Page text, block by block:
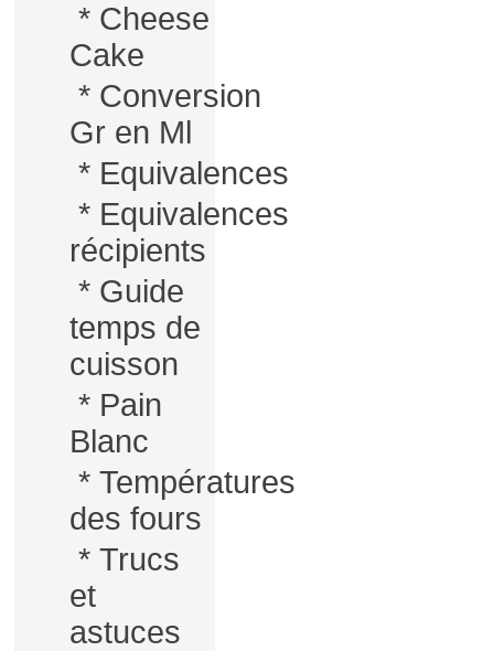
* Cheese
Cake
* Conversion
Gr en Ml
* Equivalences
* Equivalences
récipients
* Guide
temps de
cuisson
* Pain
Blanc
* Températures
des fours
* Trucs
et
astuces